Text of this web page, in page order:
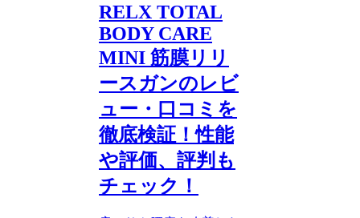
RELX TOTAL
BODY CARE
MINI 筋膜リリ
ースガンのレビ
ュー・口コミを
徹底検証！性能
や評価、評判も
チェック！